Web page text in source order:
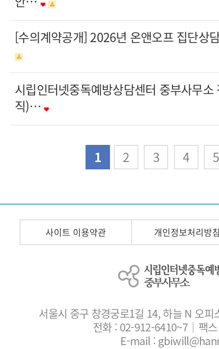
[수의계약공개] 2026년 온앤오프 집단
시립인터넷중독예방상담센터 중부사무소
직)…
1 2 3 4 5
사이트 이용약관 개인정보처리방
서울시 중구 창경궁로1길 14, 하늘 N 오
전화 : 02-912-6410~7 ｜팩
E-mail :